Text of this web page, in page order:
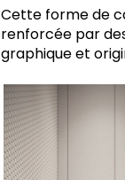
Cette forme de
renforcée par
graphique et